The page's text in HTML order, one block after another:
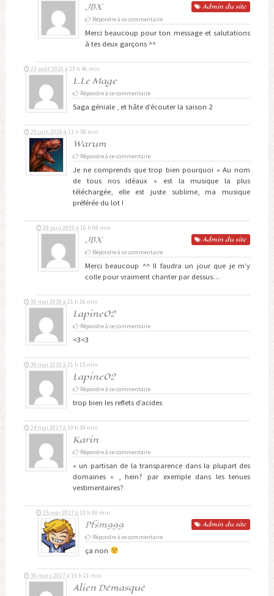
JBX Admin du site
Répondre à ce commentaire
Merci beaucoup pour ton message et salutations
à tes deux garçons ^^
L.Le Mage
23 août 2020 à 23 h 46 min
Répondre à ce commentaire
Saga géniale , et hâte d’écouter la saison 2
Warum
25 juin 2019 à 11 h 58 min
Répondre à ce commentaire
Je ne comprends que trop bien pourquoi « Au nom
de tous nos idéaux » est la musique la plus
téléchargée, elle est juste sublime, ma musique
préférée du lot !
JBX Admin du site
29 juin 2019 à 16 h 08 min
Répondre à ce commentaire
Merci beaucoup ^^ Il faudra un jour que je m’y
colle pour vraiment chanter par dessus…
Lapine02
30 mai 2018 à 21 h 16 min
Répondre à ce commentaire
<3<3
Lapine02
30 mai 2018 à 21 h 15 min
Répondre à ce commentaire
trop bien les reflets d’acides
Karin
24 mai 2017 à 19 h 39 min
Répondre à ce commentaire
« un partisan de la transparence dans la plupart des
domaines « , hein? par exemple dans les tenues
vestimentaires?
Pfsm999 Admin du site
25 mai 2017 à 13 h 00 min
Répondre à ce commentaire
ça non
Alien Démasqué
30 mars 2017 à 15 h 21 min